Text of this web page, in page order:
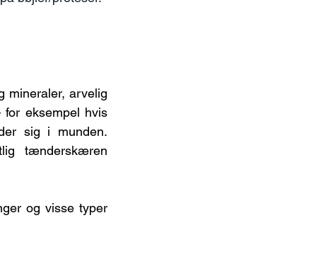
mineraler, arvelig
eksempel hvis
sig i munden.
tænderskæren
og visse typer